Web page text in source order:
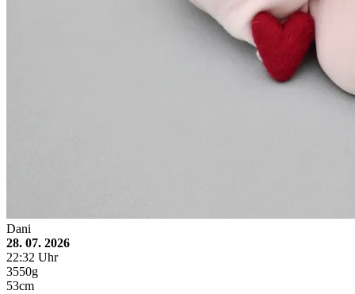
Dani
28. 07. 2026
22:32 Uhr
3550g
53cm